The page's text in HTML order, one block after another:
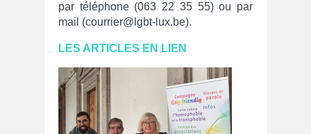
par téléphone (063 22 35 55) ou par
mail (courrier@lgbt-lux.be).
LES ARTICLES EN LIE N